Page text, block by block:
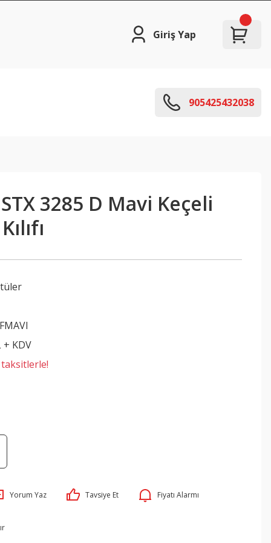
Giriş Yap
905425432038
3285 D Mavi Keçeli
+ KDV
Yorum Yaz Tavsiye Et Fiyatı Alarmı